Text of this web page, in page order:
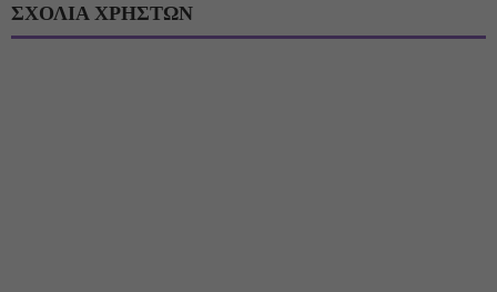
ΣΧΟΛΙΑ ΧΡΗΣΤΩΝ